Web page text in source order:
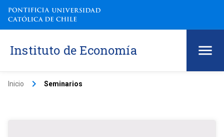
Instituto de Economía
Inicio keyboard_arrow_right Seminarios